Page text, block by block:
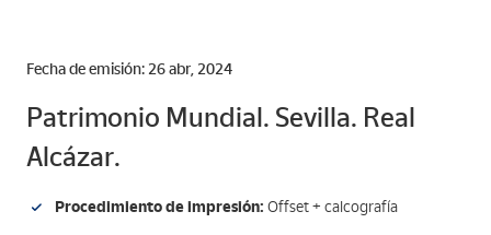
Fecha de emisión: 26 abr, 2024
Patrimonio Mundial. Sevilla. Real
Alcázar.
Procedimiento de impresión: Offset + calcografía